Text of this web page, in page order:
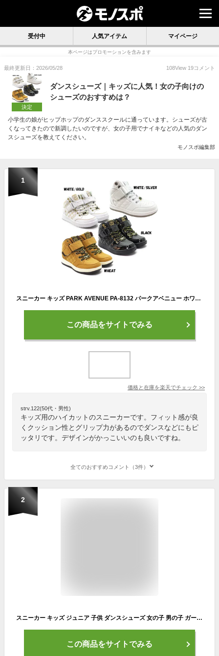
受付中 人気アイテム マイページ
本ページはプロモーションを含みます
最終更新日：2026/05/28 108View 19コメント
決定
ダンスシューズ｜キッズに人気！女の子向けの
シューズのおすすめは？
小学生の娘がヒップホップのダンススクールに通っています。シューズが古
くなってきたので新調したいのですが、女の子用でナイキなどの人気のダン
スシューズを教えてください。
モノスポ編集部
1
スニーカー キッズ PARK AVENUE PA-8132 パークアベニュー ホワイト ブラック 19.0~23.0cm ジュニア ハイカットスニーカー ダンスシューズ キルティング カップインソール クッション性 マジックテープ 衝撃吸収 女子 学生 部活 クラブ活動 通学 HI-CUT HIカット 送料無料
この商品をサイトでみる
価格と在庫を楽天でチェック >>
strv.122(50代・男性)
キッズ用のハイカットのスニーカーです。フィット感が良
くクッション性とグリップ力があるのでダンスなどにもピ
ッタリです。デザインがかっこいいのも良いですね。
全てのおすすめコメント（3件）
2
スニーカー キッズ ジュニア 子供 ダンスシューズ 女の子 男の子 ガールズ ボーイズ 白 ホワイト 黒 ブラック ダンススニーカー カジュアルシューズ 靴 ハイカット おしゃれ シンプル パークアベニュー PARK AVENUE PA-8132
この商品をサイトでみる